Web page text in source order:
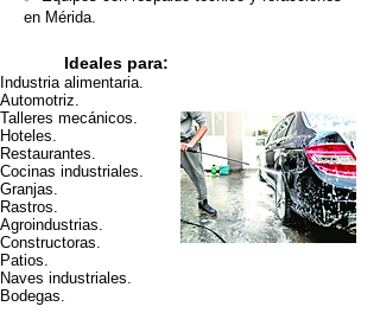
en Mérida.
Ideales para:
Industria alimentaria.
Automotriz.
Talleres mecánicos.
Hoteles.
Restaurantes.
Cocinas industriales.
Granjas.
Rastros.
Agroindustrias.
Constructoras.
Patios.
Naves industriales.
Bodegas.